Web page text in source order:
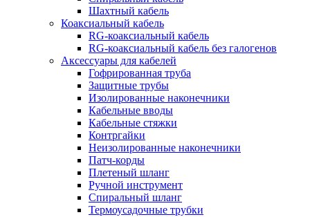
Шахтный кабель
Коаксиальный кабель
RG-коаксиальный кабель
RG-коаксиальный кабель без галогенов
Аксессуары для кабелей
Гофрированная труба
Защитные трубы
Изолированные наконечники
Кабельные вводы
Кабельные стяжки
Контргайки
Неизолированные наконечники
Патч-корды
Плетеный шланг
Ручной инструмент
Спиральный шланг
Термоусадочные трубки